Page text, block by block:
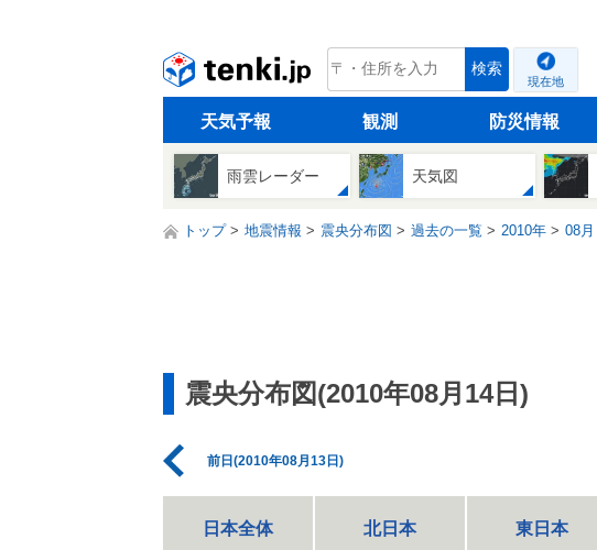
tenki.jp 検索
現在地
天気予報 観測 防災情報
雨雲レーダー 天気図
トップ 地震情報 震央分布図 過去の一覧 2010年 08月
震央分布図(2010年08月14日)
前日(2010年08月13日)
日本全体 北日本 東日本